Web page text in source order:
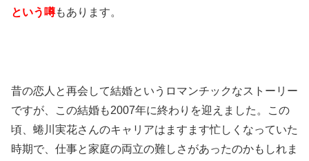
という噂もあります。
昔の恋人と再会して結婚というロマンチックなストーリー
ですが、この結婚も2007年に終わりを迎えました。この
頃、蜷川実花さんのキャリアはますます忙しくなっていた
時期で、仕事と家庭の両立の難しさがあったのかもしれま